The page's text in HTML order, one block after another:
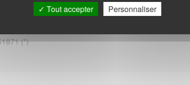
(*)
Horaires
Tout accepter Personnaliser